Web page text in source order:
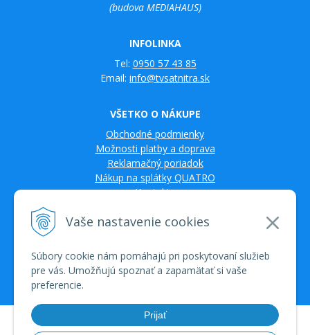
Vaše nastavenie cookies
Súbory cookie nám pomáhajú pri poskytovaní služieb
pre vás. Umožňujú spoznať a zapamätať si vaše
preferencie.
Prijať
(budova MEDIAHAUS)
INFOLINKA
Tel: 0950 57 43 85
Email: info@tvsatnitra.sk
VŠETKO O NÁKUPE
Obchodné podmienky
Možnosti platby a doprava
Reklamačný poriadok
Nákup na splátky QUATRO
Kontakty
© 2026 TV SAT Multimédiá • tvorba eshopu cez UNIobchod, webhosting
spoločnosti WEBYGROUP • dbartzvyšovanie návštevnosti•